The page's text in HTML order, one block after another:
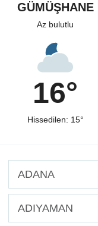
GÜMÜŞHANE
Az bulutlu
16°
Hissedilen: 15°
ADANA
ADIYAMAN